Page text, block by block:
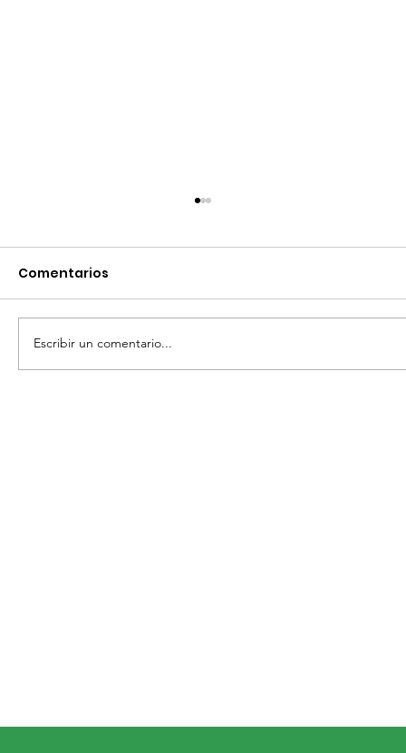
Comentarios
Escribir un comentario...